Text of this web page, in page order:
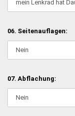
06. Seitenauflagen:
07. Abflachung: